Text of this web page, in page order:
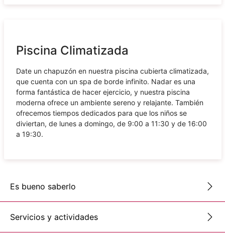
Piscina Climatizada
Date un chapuzón en nuestra piscina cubierta climatizada,
que cuenta con un spa de borde infinito. Nadar es una
forma fantástica de hacer ejercicio, y nuestra piscina
moderna ofrece un ambiente sereno y relajante. También
ofrecemos tiempos dedicados para que los niños se
diviertan, de lunes a domingo, de 9:00 a 11:30 y de 16:00
a 19:30.
Es bueno saberlo
Servicios y actividades